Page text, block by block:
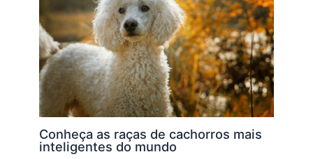
Conheça as raças de cachorros mais
inteligentes do mundo